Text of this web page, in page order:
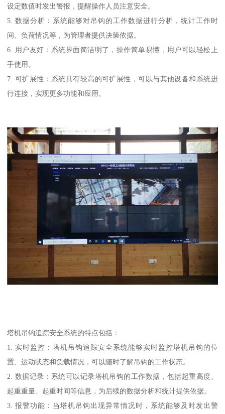
设定数值时发出警报，提醒操作人员注意安全。
5. 数据分析：系统能够对吊钩的工作数据进行分析，统计工作时
间、负荷情况等，为管理者提供决策依据。
6. 用户友好：系统界面简洁明了，操作简单易懂，用户可以轻松上
手使用。
7. 可扩展性：系统具有较高的可扩展性，可以与其他设备和系统进
行连接，实现更多功能和应用。
塔机吊钩追踪安全系统的特点包括：
1. 实时监控：塔机吊钩追踪安全系统能够实时监控塔机吊钩的位
置、运动状态和负载情况，可以随时了解吊钩的工作状态。
2. 数据记录：系统可以记录塔机吊钩的工作数据，包括起重高度、
起重重量、起重时间等信息，为后续的数据分析和统计提供依据。
3. 报警功能：当塔机吊钩出现异常情况时，系统能够及时发出警